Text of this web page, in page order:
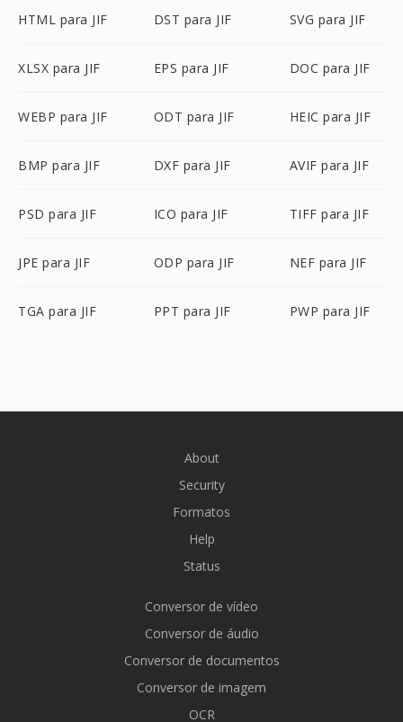
HTML para JIF DST para JIF SVG para JIF
XLSX para JIF EPS para JIF DOC para JIF
WEBP para JIF ODT para JIF HEIC para JIF
BMP para JIF DXF para JIF AVIF para JIF
PSD para JIF ICO para JIF TIFF para JIF
JPE para JIF ODP para JIF NEF para JIF
TGA para JIF PPT para JIF PWP para JIF
About
Security
Formatos
Help
Status
Conversor de vídeo
Conversor de áudio
Conversor de documentos
Conversor de imagem
OCR